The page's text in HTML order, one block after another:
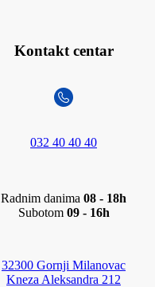
Kontakt centar
032 40 40 40
Radnim danima 08 - 18h
Subotom 09 - 16h
32300 Gornji Milanovac
Kneza Aleksandra 212